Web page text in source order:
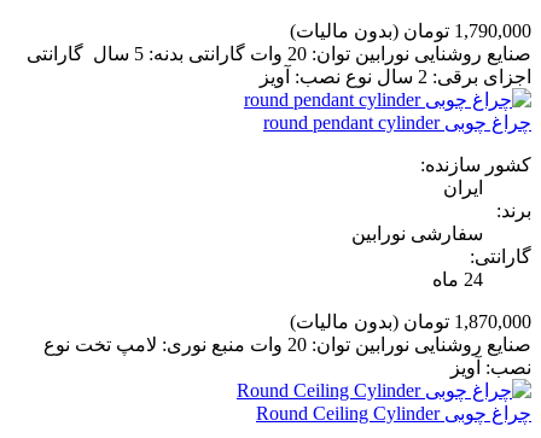
1,790,000 تومان
(بدون مالیات)
صنایع روشنایی نورابین توان: 20 وات گارانتی بدنه: 5 سال گارانتی
اجزای برقی: 2 سال نوع نصب: آویز
چراغ چوبی round pendant cylinder
کشور سازنده:
ایران
برند:
سفارشی نورابین
گارانتی:
24 ماه
1,870,000 تومان
(بدون مالیات)
صنایع روشنایی نورابین توان: 20 وات منبع نوری: لامپ تخت نوع
نصب: آویز
چراغ چوبی Round Ceiling Cylinder